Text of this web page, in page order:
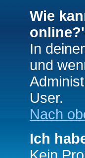
Wie
In
und
User.
Nach
Ich